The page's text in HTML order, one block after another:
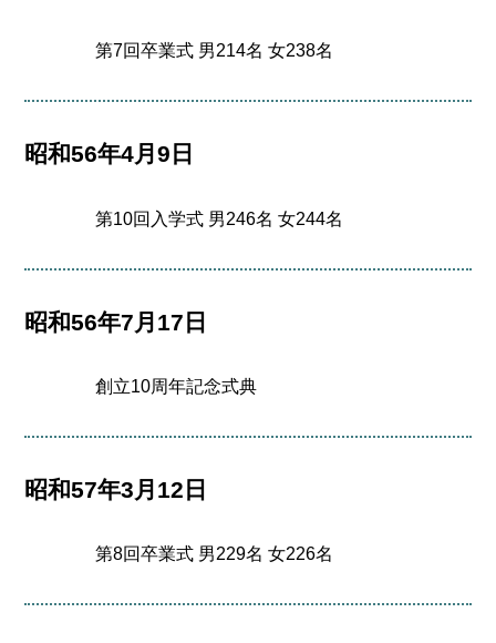
第7回卒業式 男214名 女238名
昭和56年4月9日
第10回入学式 男246名 女244名
昭和56年7月17日
創立10周年記念式典
昭和57年3月12日
第8回卒業式 男229名 女226名